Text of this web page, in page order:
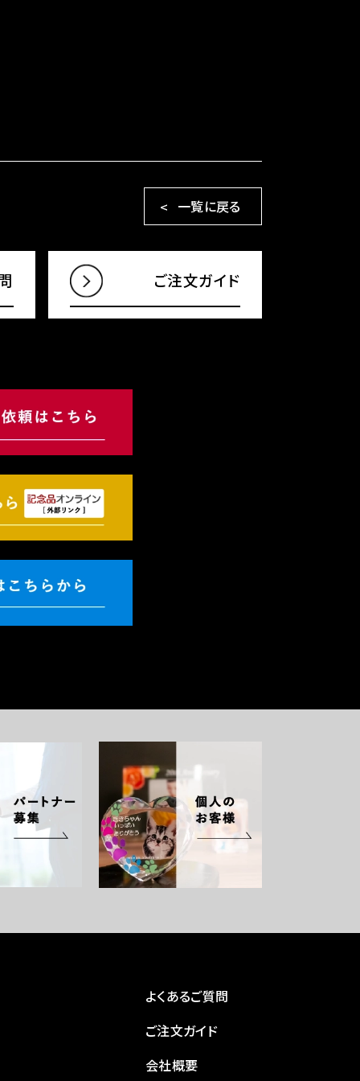
一覧に戻る
ご注文ガイド
よくあるご質問
ご注文ガイド
会社概要